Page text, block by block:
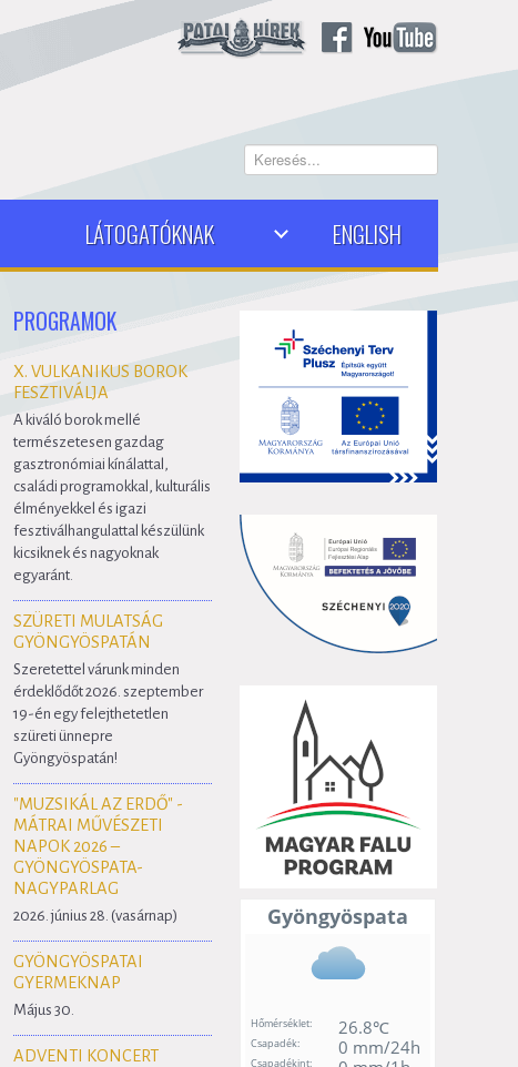
Keresés...
LÁTOGATÓKNAK ENGLISH
PROGRAMOK
X. VULKANIKUS BOROK
FESZTIVÁLJA
A kiváló borok mellé
természetesen gazdag
gasztronómiai kínálattal,
családi programokkal, kulturális
élményekkel és igazi
fesztiválhangulattal készülünk
kicsiknek és nagyoknak
egyaránt.
SZÜRETI MULATSÁG
GYÖNGYÖSPATÁN
Szeretettel várunk minden
érdeklődőt 2026. szeptember
19-én egy felejthetetlen
szüreti ünnepre
Gyöngyöspatán!
"MUZSIKÁL AZ ERDŐ" -
MÁTRAI MŰVÉSZETI
NAPOK 2026 –
GYÖNGYÖSPATA-
NAGYPARLAG
2026. június 28. (vasárnap)
GYÖNGYÖSPATAI
GYERMEKNAP
Május 30.
ADVENTI KONCERT